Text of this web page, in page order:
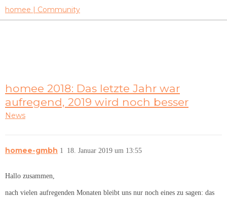
homee | Community
homee 2018: Das letzte Jahr war
aufregend, 2019 wird noch besser
News
homee-gmbh 18. Januar 2019 um 13:55
1
Hallo zusammen,
nach vielen aufregenden Monaten bleibt uns nur noch eines zu sagen: das